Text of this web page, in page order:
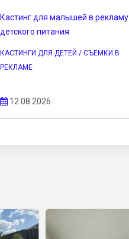
Кастинг для малышей в рекламу
детского питания
КАСТИНГИ ДЛЯ ДЕТЕЙ / СЪЕМКИ В
РЕКЛАМЕ
12.08.2026